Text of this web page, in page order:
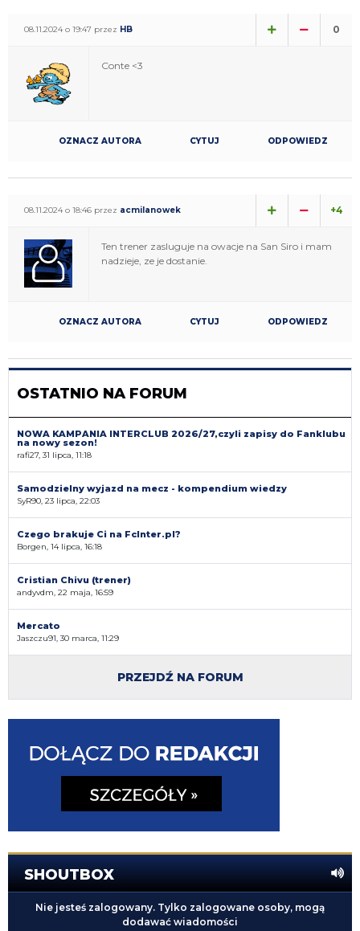
08.11.2024 o 19:47 przez HB 0
Conte <3
OZNACZ AUTORA CYTUJ ODPOWIEDZ
08.11.2024 o 18:46 przez acmilanowek +4
Ten trener zasluguje na owacje na San Siro i mam
nadzieje, ze je dostanie.
OZNACZ AUTORA CYTUJ ODPOWIEDZ
OSTATNIO NA FORUM
NOWA KAMPANIA INTERCLUB 2026/27,czyli zapisy do Fanklubu
na nowy sezon!
rafi27, 31 lipca, 11:18
Samodzielny wyjazd na mecz - kompendium wiedzy
SyR90, 23 lipca, 22:03
Czego brakuje Ci na FcInter.pl?
Borgen, 14 lipca, 16:18
Cristian Chivu (trener)
andyvdm, 22 maja, 16:59
Mercato
Jaszczu91, 30 marca, 11:29
PRZEJDŹ NA FORUM
SHOUTBOX
Nie jesteś zalogowany. Tylko zalogowane osoby, mogą
dodawać wiadomości